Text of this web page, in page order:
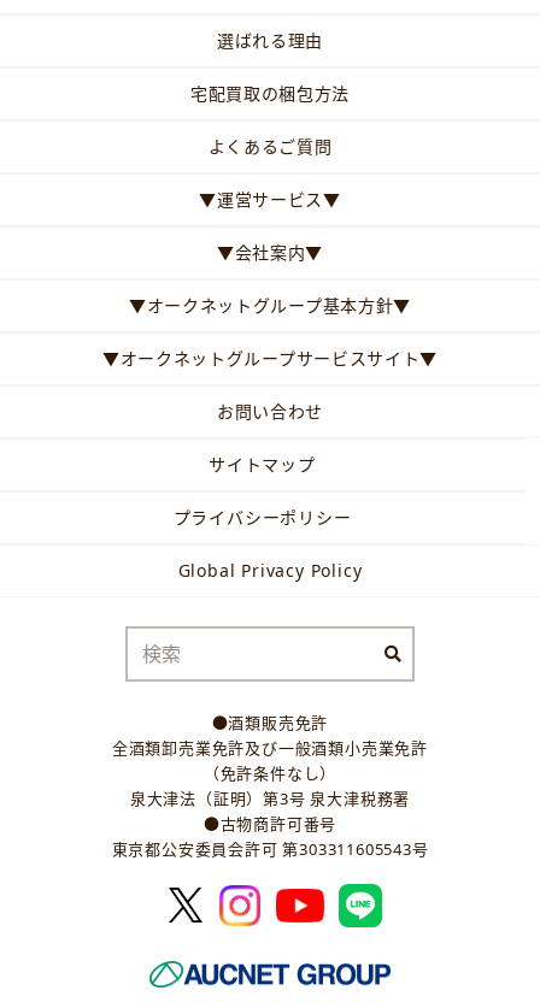
選ばれる理由
宅配買取の梱包方法
よくあるご質問
▼運営サービス▼
▼会社案内▼
▼オークネットグループ基本方針▼
▼オークネットグループサービスサイト▼
お問い合わせ
サイトマップ
プライバシーポリシー
Global Privacy Policy
●酒類販売免許
全酒類卸売業免許及び一般酒類小売業免許
（免許条件なし）
泉大津法（証明）第3号 泉大津税務署
●古物商許可番号
東京都公安委員会許可 第303311605543号